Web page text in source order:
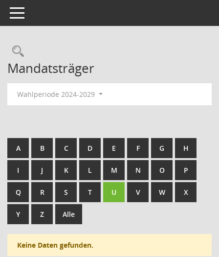
Toggle navigation
Rechercheauswahl
Mandatsträger
Wahlperiode 2024-2029
A B C D E F G H
I J K L M N O P
Q R S T U V W X
Y Z Alle
Keine Daten gefunden.